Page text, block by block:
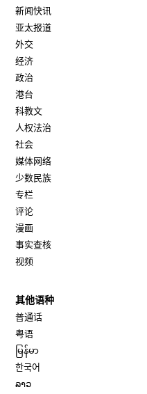
新闻快讯
亚太报道
外交
经济
政治
港台
科教文
人权法治
社会
媒体网络
少数民族
专栏
评论
漫画
事实查核
视频
其他语种
普通话
粤语
မြန်မာ
한국어
ລາວ